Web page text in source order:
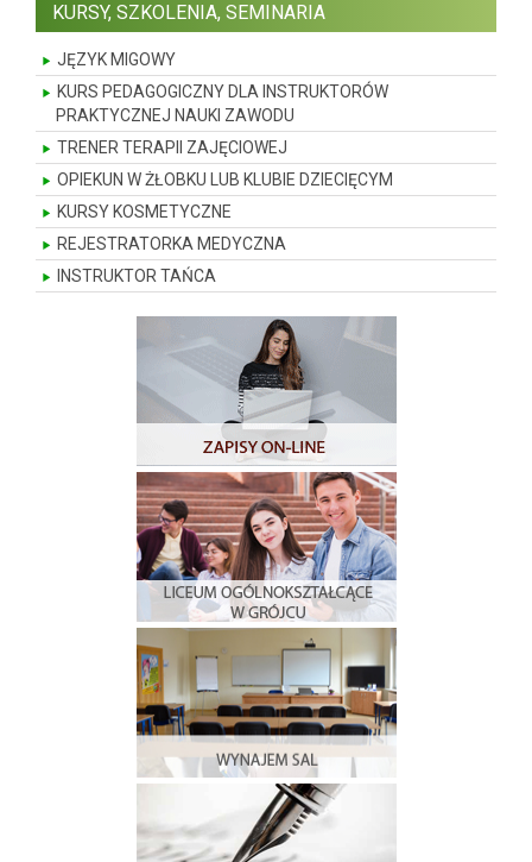
KURSY, SZKOLENIA, SEMINARIA
JĘZYK MIGOWY
KURS PEDAGOGICZNY DLA INSTRUKTORÓW
PRAKTYCZNEJ NAUKI ZAWODU
TRENER TERAPII ZAJĘCIOWEJ
OPIEKUN W ŻŁOBKU LUB KLUBIE DZIECIĘCYM
KURSY KOSMETYCZNE
REJESTRATORKA MEDYCZNA
INSTRUKTOR TAŃCA